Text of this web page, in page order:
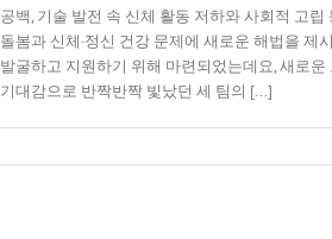
공백, 기술 발전 속 신체 활동 저하와 사회적 고립
돌봄과 신체·정신 건강 문제에 새로운 해법을 제
발굴하고 지원하기 위해 마련되었는데요, 새로
기대감으로 반짝반짝 빛났던 세 팀의 [...]